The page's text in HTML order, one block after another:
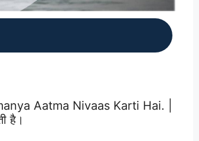
Aatma Nivaas Karti Hai. |
है।